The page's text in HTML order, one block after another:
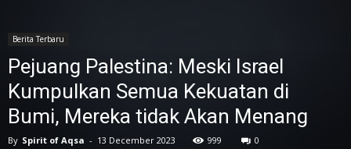
Berita Terbaru
Pejuang Palestina: Meski Israel
Kumpulkan Semua Kekuatan di
Bumi, Mereka tidak Akan Menang
By Spirit of Aqsa - 13 December 2023 999 0